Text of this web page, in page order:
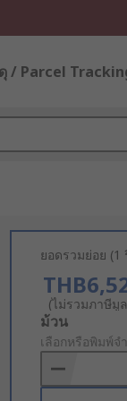
/ Parcel
ยอดรวมย่อย (1
(ไม่รวมภาษีมู
Add
to
Basket
ม้วน
เลือกหรือพิมพ์จ